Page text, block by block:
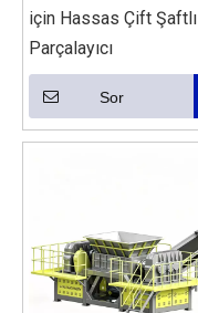
için Hassas Çift Şaftlı
Parçalayıcı
Sor